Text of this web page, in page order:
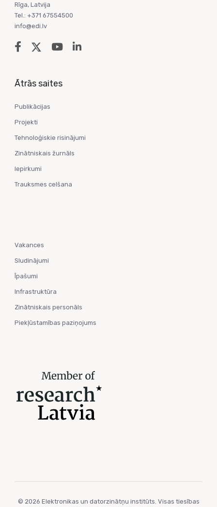
Rīga, Latvija
Tel.: +371 67554500
info@edi.lv
Ātrās saites
Publikācijas
Projekti
Tehnoloģiskie risinājumi
Zinātniskais žurnāls
Iepirkumi
Trauksmes celšana
Vakances
Sludinājumi
Īpašumi
Infrastruktūra
Zinātniskais personāls
Piekļūstamības paziņojums
© 2026 Elektronikas un datorzinātņu institūts. Visas tiesības